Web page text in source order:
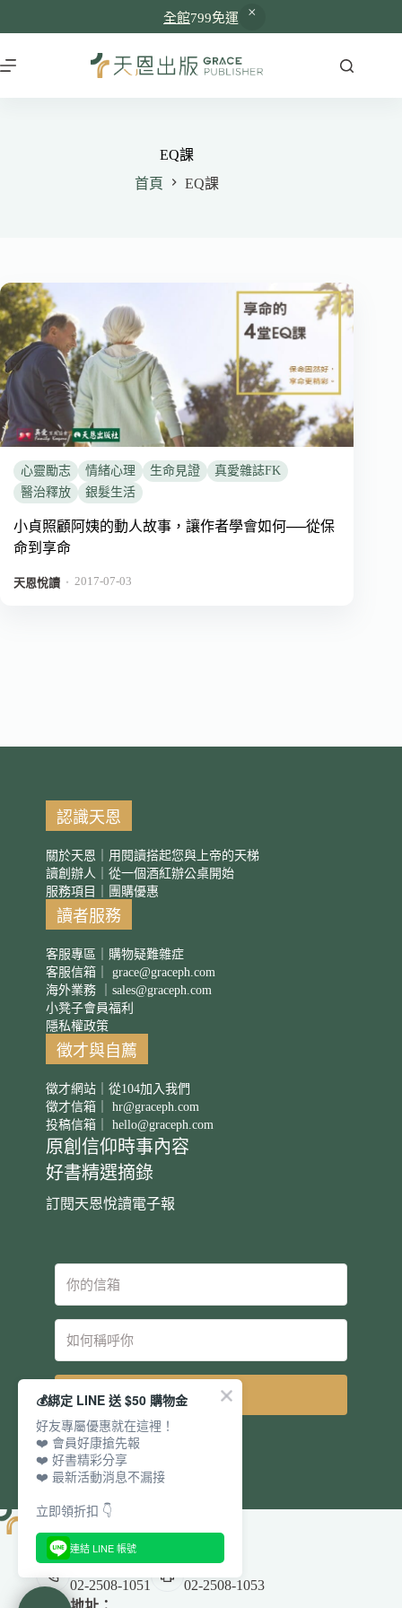
全館799免運
至
EQ課
首頁
EQ課
心靈勵志 情緒心理 生命見證
真愛雜誌FK
醫治釋放
銀髮生活
小貞照顧阿姨的動人故事，讓作者學會如何──從保
命到享命
天恩悅讀 ． 2017-07-03
認識天恩
關於天恩｜用閱讀搭起您與上帝的天梯
讀創辦人｜從一個酒紅辦公桌開始
服務項目｜團購優惠
讀者服務
客服專區｜購物疑難雜症
客服信箱｜ grace@graceph.com
海外業務 ｜ sales@graceph.com
小凳子會員福利
隱私權政策
徵才與自薦
徵才網站｜從104加入我們
徵才信箱｜ hr@graceph.com
投稿信箱｜ hello@graceph.com
原創信仰時事內容
好書精選摘錄
訂閱天恩悅讀電子報
立即訂閱
電話：
02-2508-1051
傳真：
02-2508-1053
💰綁定 LINE 送 $50 購物金
好友專屬優惠就在這裡！
❤️ 會員好康搶先報
❤️ 好書精彩分享
❤️ 最新活動消息不漏接
立即領折扣 👇
連結 LINE 帳號